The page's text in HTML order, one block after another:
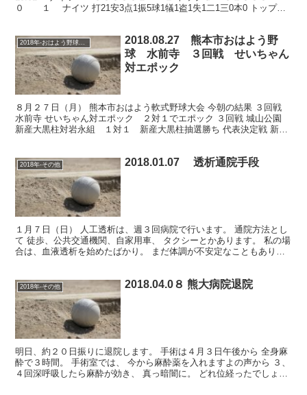
０ １ ナイツ 打21安3点1振5球1犠1盗1失1二1三0本0 トップＧ
2018年-おはよう野球大会
2018.08.27 熊本市おはよう野
球 水前寺 ３回戦 せいちゃん
対エポック
８月２７日（月） 熊本市おはよう軟式野球大会 今朝の結果 ３回戦
水前寺 せいちゃん対エポック ２対１でエポック ３回戦 城山公園
新産大黒柱対岩永組 １対１ 新産大黒柱抽選勝ち 代表決定戦 新地
2018年-その他 2018.01.07 透析通院手段
１月７日（日） 人工透析は、週３回病院で行います。 通院方法とし
て 徒歩、公共交通機関、自家用車、 タクシーとかあります。 私の場
合は、血液透析を始めたばかり。 まだ体調が不安定なこともあり、
2018年-その他 2018.04.0８ 熊大病院退院
明日、約２０日振りに退院します。 手術は４月３日午後から 全身麻
酔で３時間。 手術室では、 今から麻酔薬を入れますよの声から ３、
４回深呼吸したら麻酔が効き、 真っ暗闇に。 どれ位経ったでしょう